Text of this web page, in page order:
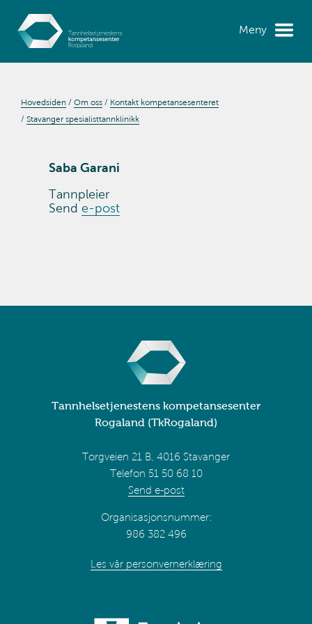
Meny
Hovedsiden Om oss
Kontakt kompetansesenteret
Stavanger spesialisttannklinikk
Saba Garani
Tannpleier
Send e-post
Tannhelsetjenestens kompetansesenter
Rogaland (TkRogaland)
Torgveien 21 B, 4016 Stavanger
Telefon 51 50 68 10
Send e-post
Organisasjonsnummer:
986 382 496
Les vår personvernerklæring